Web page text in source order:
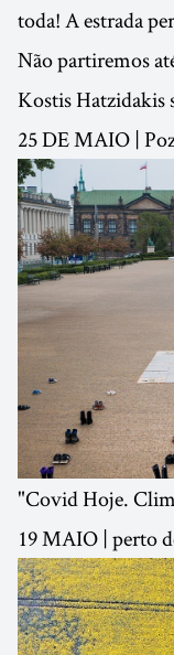
toda! A estrada
Não partiremos
Kostis Hatzidakis
25 DE MAIO |
"Covid Hoje.
19 MAIO | perto